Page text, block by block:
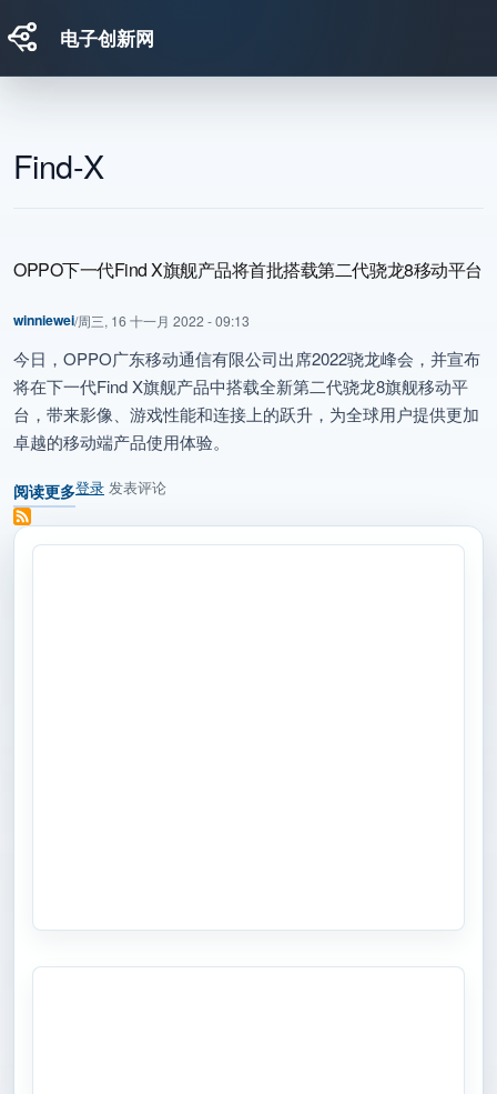
电子创新网
Find-X
OPPO下一代Find X旗舰产品将首批搭载第二代骁龙8移动平台
winniewei/周三, 16 十一月 2022 - 09:13
今日，OPPO广东移动通信有限公司出席2022骁龙峰会，并宣布
将在下一代Find X旗舰产品中搭载全新第二代骁龙8旗舰移动平
台，带来影像、游戏性能和连接上的跃升，为全球用户提供更加
卓越的移动端产品使用体验。
阅读更多
关于 OPPO下一代Find X旗舰产品将首批搭载第二代骁龙8移动平台
登录 发表评论